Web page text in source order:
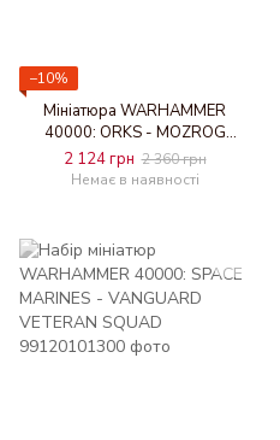
−10%
Мініатюра WARHAMMER
40000: ORKS - MOZROG
SKRAGBAD
2 124 грн 2 360 грн
Немає в наявності